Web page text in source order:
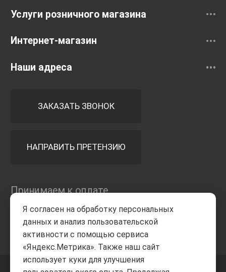
Услуги розничного магазина
Интернет-магазин
Наши адреса
ЗАКАЗАТЬ ЗВОНОК
НАПРАВИТЬ ПРЕТЕНЗИЮ
Принимаем к оплате
Я согласен на обработку персональных
данных и анализ пользовательской
активности с помощью сервиса
«Яндекс.Метрика». Также наш сайт
использует куки для улучшения